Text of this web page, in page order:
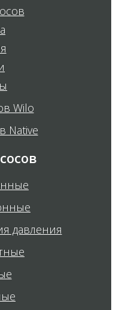
Wilo
Native
давления